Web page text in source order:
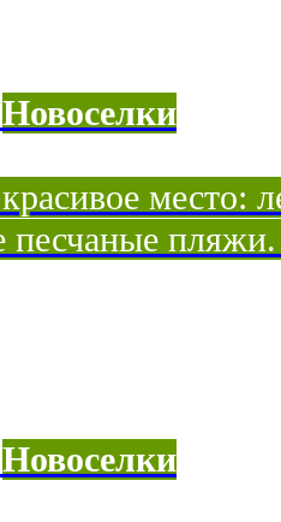
Новоселки
место:
песчаные
Новоселки